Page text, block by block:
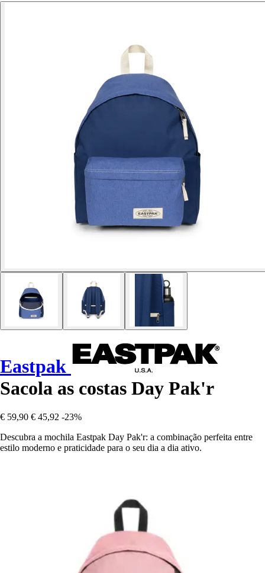
Eastpak
Sacola as costas Day Pak'r
€ 59,90 € 45,92 -23%
Descubra a mochila Eastpak Day Pak'r: a combinação perfeita entre
estilo moderno e praticidade para o seu dia a dia ativo.